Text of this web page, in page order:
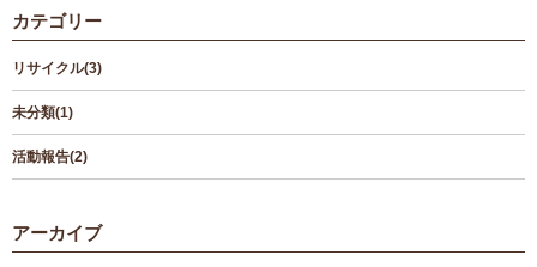
カテゴリー
リサイクル(3)
未分類(1)
活動報告(2)
アーカイブ